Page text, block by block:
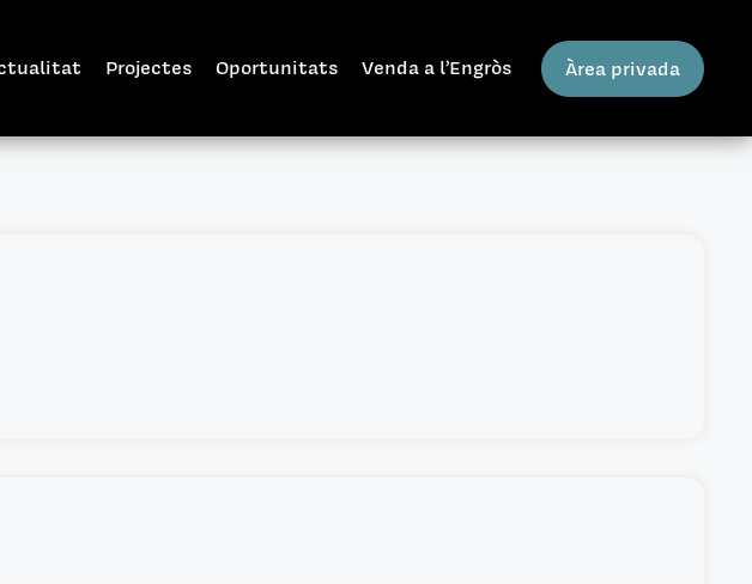
Projectes Oportunitats Venda a l’Engròs Àrea privada